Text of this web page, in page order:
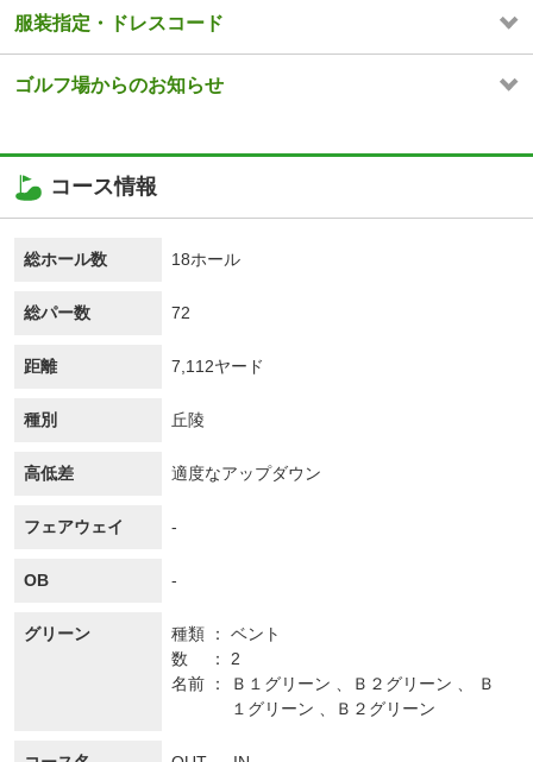
服装指定・ドレスコード
ゴルフ場からのお知らせ
コース情報
総ホール数 18ホール
総パー数 72
距離 7,112ヤード
種別 丘陵
高低差 適度なアップダウン
フェアウェイ -
OB -
グリーン 種類
ベント
数
2
名前
Ｂ１グリーン 、Ｂ２グリーン 、 Ｂ
１グリーン 、Ｂ２グリーン